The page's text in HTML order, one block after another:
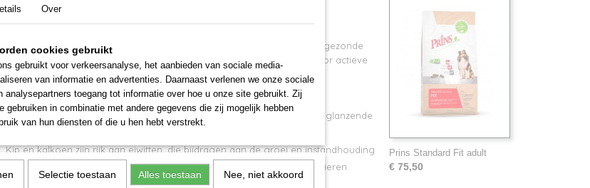
honden.
volledige maaltijd houdt je hond in goede conditie en zorgt voor een gezonde
en glanzende vacht. Essentiële vetzuren leveren voldoende energie voor actieve
of drachtige en zogende honden. Zo blijft je hond actief en speels!
Energierijke voeding
Zalmolie is rijk aan omega 3-vetzuren en ondersteunt een gezonde en glanzende
Kip en kalkoen zijn rijk aan eiwitten, die bijdragen aan de groei en instandhouding
van de spiermassa. Eiwitten zorgen voor een goede conditie van de spieren.
Prins Standard Fit adult
€ 75,50
Over
cookies gebruikt
gebruikt voor verkeersanalyse, het aanbieden van sociale media-
van informatie en advertenties. Daarnaast verlenen we onze sociale
analysepartners toegang tot informatie over hoe u onze site gebruikt. Zij
gebruiken in combinatie met andere gegevens die zij mogelijk hebben
van hun diensten of die u hen hebt verstrekt.
Selectie toestaan Alles toestaan Nee, niet akkoord